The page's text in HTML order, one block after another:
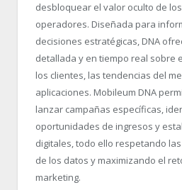
desbloquear el valor oculto de
operadores. Diseñada para
decisiones estratégicas, DNA
detallada y en tiempo real sobre
los clientes, las tendencias del
aplicaciones. Mobileum DNA
lanzar campañas específicas,
oportunidades de ingresos y
digitales, todo ello respetando
de los datos y maximizando el
marketing.